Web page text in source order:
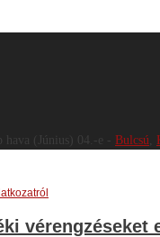
hava (Június) 04 .-e - Bulcsú
vérengzéseket